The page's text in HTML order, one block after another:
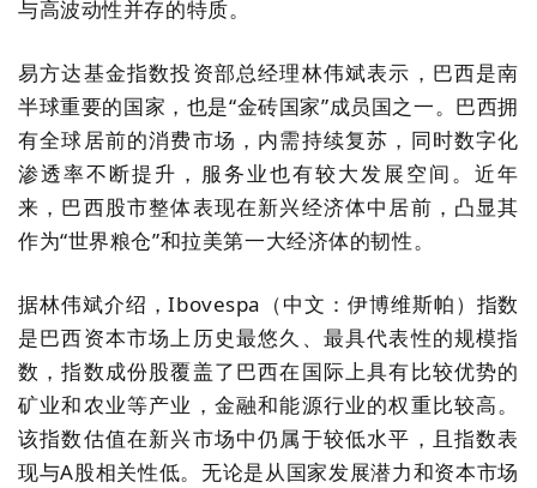
与高波动性并存的特质。
易方达基金指数投资部总经理林伟斌表示，巴西是南
半球重要的国家，也是“金砖国家”成员国之一。巴西拥
有全球居前的消费市场，内需持续复苏，同时数字化
渗透率不断提升，服务业也有较大发展空间。近年
来，巴西股市整体表现在新兴经济体中居前，凸显其
作为“世界粮仓”和拉美第一大经济体的韧性。
据林伟斌介绍，Ibovespa （中文：伊博维斯帕） 指数
是巴西资本市场上历史最悠久、最具代表性的规模指
数，指数成份股覆盖了巴西在国际上具有比较优势的
矿业和农业等产业，金融和能源行业的权重比较高。
该指数估值在新兴市场中仍属于较低水平，且指数表
现与A股相关性低。无论是从国家发展潜力和资本市场